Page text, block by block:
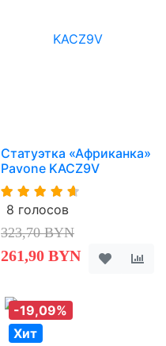
Статуэтка «Африканка»
Pavone KACZ9V
8 голосов
323,70 BYN
261,90 BYN
-19,09%
Хит